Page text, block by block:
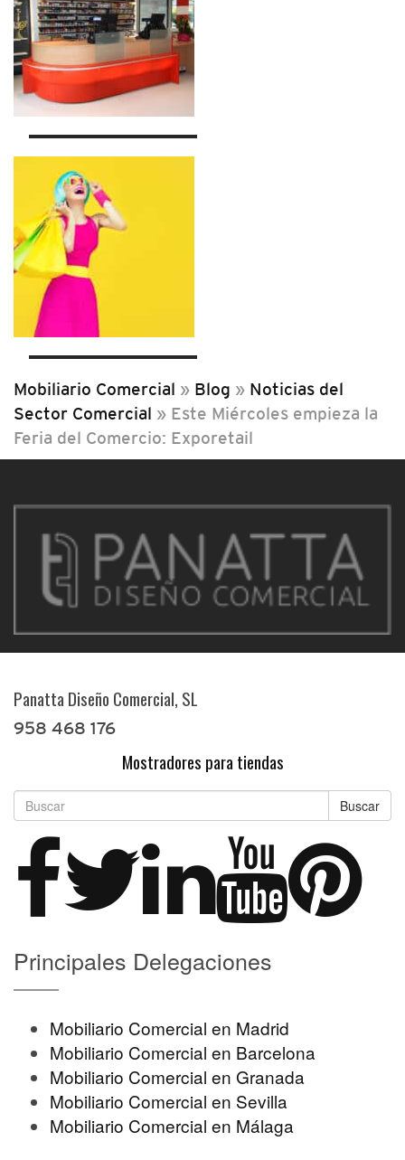
Mobiliario Comercial » Blog » Noticias del
Sector Comercial » Este Miércoles empieza la
Feria del Comercio: Exporetail
Panatta Diseño Comercial, SL
958 468 176
Mostradores para tiendas
Buscar
Principales Delegaciones
Mobiliario Comercial en Madrid
Mobiliario Comercial en Barcelona
Mobiliario Comercial en Granada
Mobiliario Comercial en Sevilla
Mobiliario Comercial en Málaga